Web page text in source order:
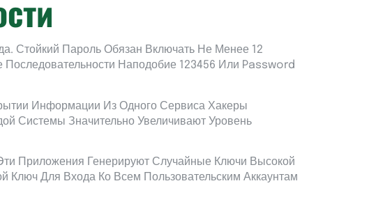
Стойкий Пароль Обязан Включать Не Менее 12
Наподобие 123456 Или Password
Информации Из Одного Сервиса Хакеры
Системы Значительно Увеличивают Уровень
Приложения Генерируют Случайные Ключи Высокой
Ключ Для Входа Ко Всем Пользовательским Аккаунтам